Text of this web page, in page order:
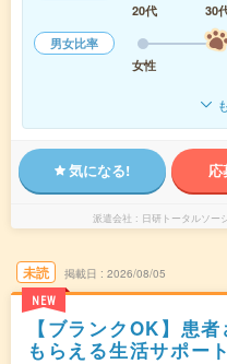
20代
30
男女比率
女性
気になる! 応
派遣会社 日研トータルソ
未読
NEW
掲載日 2026/08/05
【ブランクOK】患
もらえる生活サポート